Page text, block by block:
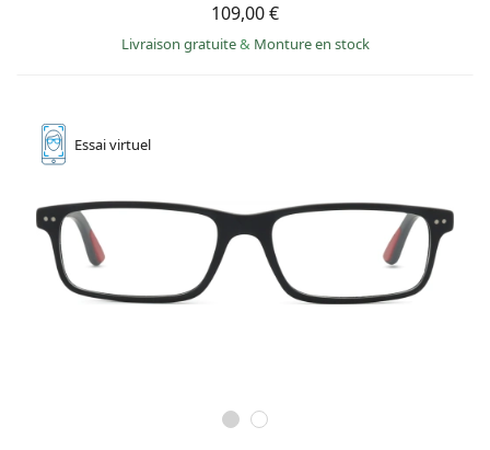
109,00 €
Livraison gratuite& Monture en stock
Essaivirtuel